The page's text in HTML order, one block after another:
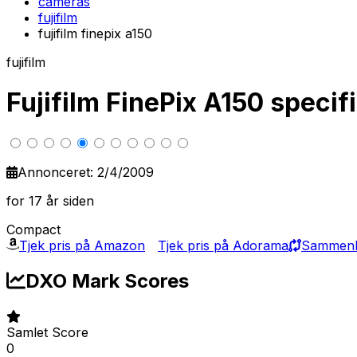
fujifilm
fujifilm finepix a150
fujifilm
Fujifilm FinePix A150
Annonceret: 2/4/2009
for 17 år siden
Compact
Tjek pris på Amazon
Tjek pris på Adorama
DXO Mark Scores
Samlet Score
0